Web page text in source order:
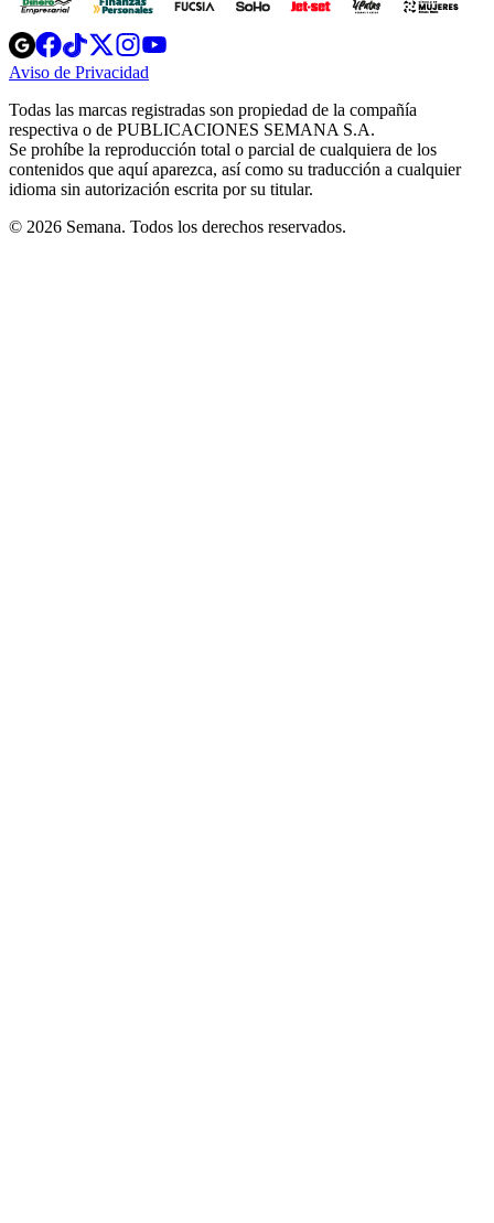
Opens
in
new
Opens
in
new
Opens
in
new
window
Opens
new
windowwindow
Aviso de Privacidad
new
window
Todas las marcas registradas son propiedad de la compañía
respectiva o de PUBLICACIONES SEMANA S.A.
Se prohíbe la reproducción total o parcial de cualquiera de los
contenidos que aquí aparezca, así como su traducción a cualquier
idioma sin autorización escrita por su titular.
© 2026 Semana. Todos los derechos reservados.